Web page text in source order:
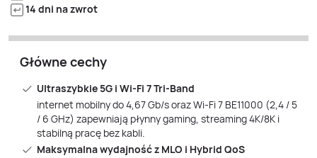
14 dni na zwrot
Główne cechy
Ultraszybkie 5G i Wi‑Fi 7 Tri‑Band
internet mobilny do 4,67 Gb/s oraz Wi‑Fi 7 BE11000 (2,4 / 5
/ 6 GHz) zapewniają płynny gaming, streaming 4K/8K i
stabilną pracę bez kabli.
Maksymalna wydajność z MLO i Hybrid QoS